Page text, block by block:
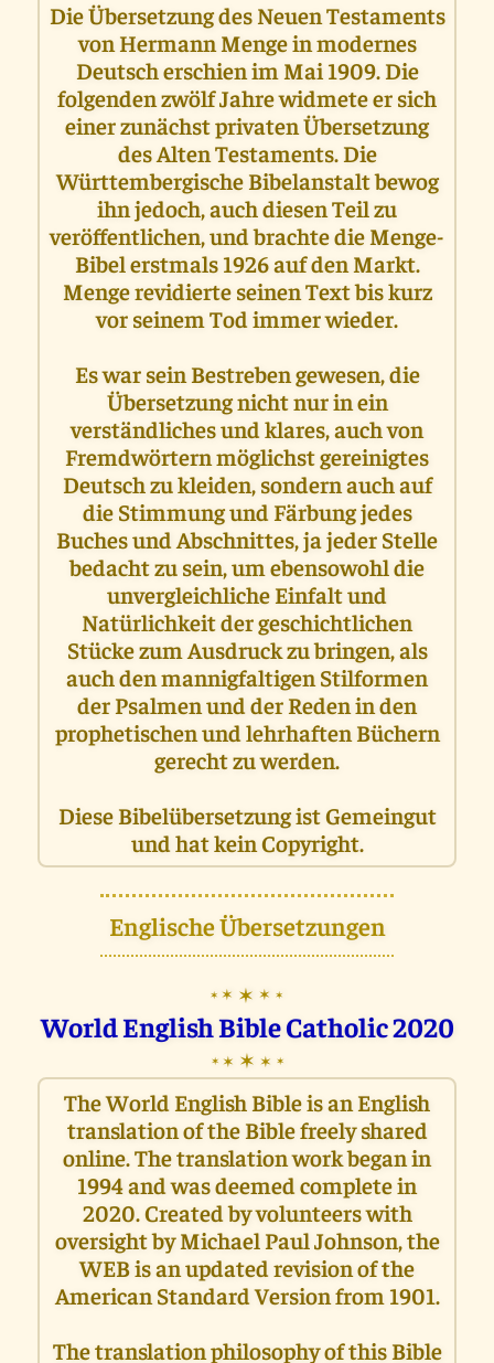
Die Übersetzung des Neuen Testaments
von Hermann Menge in modernes
Deutsch erschien im Mai 1909. Die
folgenden zwölf Jahre widmete er sich
einer zunächst privaten Übersetzung
des Alten Testaments. Die
Württembergische Bibelanstalt bewog
ihn jedoch, auch diesen Teil zu
veröffentlichen, und brachte die Menge-
Bibel erstmals 1926 auf den Markt.
Menge revidierte seinen Text bis kurz
vor seinem Tod immer wieder.
Es war sein Bestreben gewesen, die
Übersetzung nicht nur in ein
verständliches und klares, auch von
Fremdwörtern möglichst gereinigtes
Deutsch zu kleiden, sondern auch auf
die Stimmung und Färbung jedes
Buches und Abschnittes, ja jeder Stelle
bedacht zu sein, um ebensowohl die
unvergleichliche Einfalt und
Natürlichkeit der geschichtlichen
Stücke zum Ausdruck zu bringen, als
auch den mannigfaltigen Stilformen
der Psalmen und der Reden in den
prophetischen und lehrhaften Büchern
gerecht zu werden.
Diese Bibelübersetzung ist Gemeingut
und hat kein Copyright.
Englische Übersetzungen
✶ ✶ ✶ ✶ ✶
World English Bible Catholic 2020
✶ ✶ ✶ ✶ ✶
The World English Bible is an English
translation of the Bible freely shared
online. The translation work began in
1994 and was deemed complete in
2020. Created by volunteers with
oversight by Michael Paul Johnson, the
WEB is an updated revision of the
American Standard Version from 1901.
The translation philosophy of this Bible